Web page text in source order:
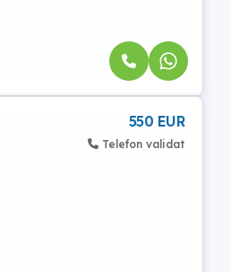
550 EUR
Telefon validat